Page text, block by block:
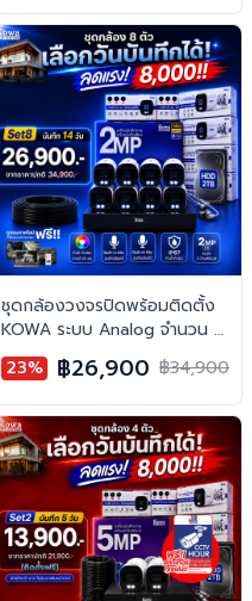
ชุดกล้องวงจรปิดพร้อมติดตั้ง
KOWA ระบบ Analog จำนวน 8
ตัว ความคมชัด 2MP บันทึกภาพ
พร้อมเสียง
23% ฿26,900 ฿34,900